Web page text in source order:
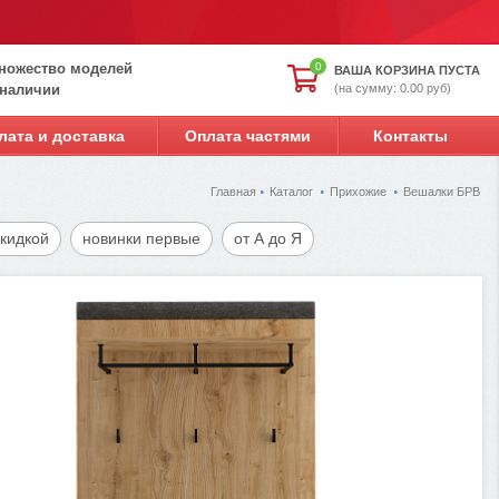
0
ВАША КОРЗИНА ПУСТА
(на сумму: 0.00 руб)
моделей
и доставка Оплата частями Контакты
Главная Каталог Прихожие Вешалки БРВ
новинки первые от А до Я